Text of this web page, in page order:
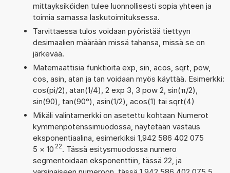
mittayksiköiden tulee luonnollisesti sopia yhteen ja
toimia samassa laskutoimituksessa.
Tarvittaessa tulos voidaan pyöristää tiettyyn
desimaalien määrään missä tahansa, missä se on
järkevää.
Matemaattisia funktioita exp, sin, acos, sqrt, pow,
cos, asin, atan ja tan voidaan myös käyttää. Esimerkki:
cos(pi/2), atan(1/4), 2 exp 3, 3 pow 2, sin(π/2),
sin(90), tan(90°), asin(1/2), acos(1) tai sqrt(4)
Mikäli valintamerkki on asetettu kohtaan Numerot
kymmenpotenssimuodossa, näytetään vastaus
eksponentiaalina, esimerkiksi 1,942 586 402 075
5 × 10 22. Tässä esitysmuodossa numero
segmentoidaan eksponenttiin, tässä 22, ja